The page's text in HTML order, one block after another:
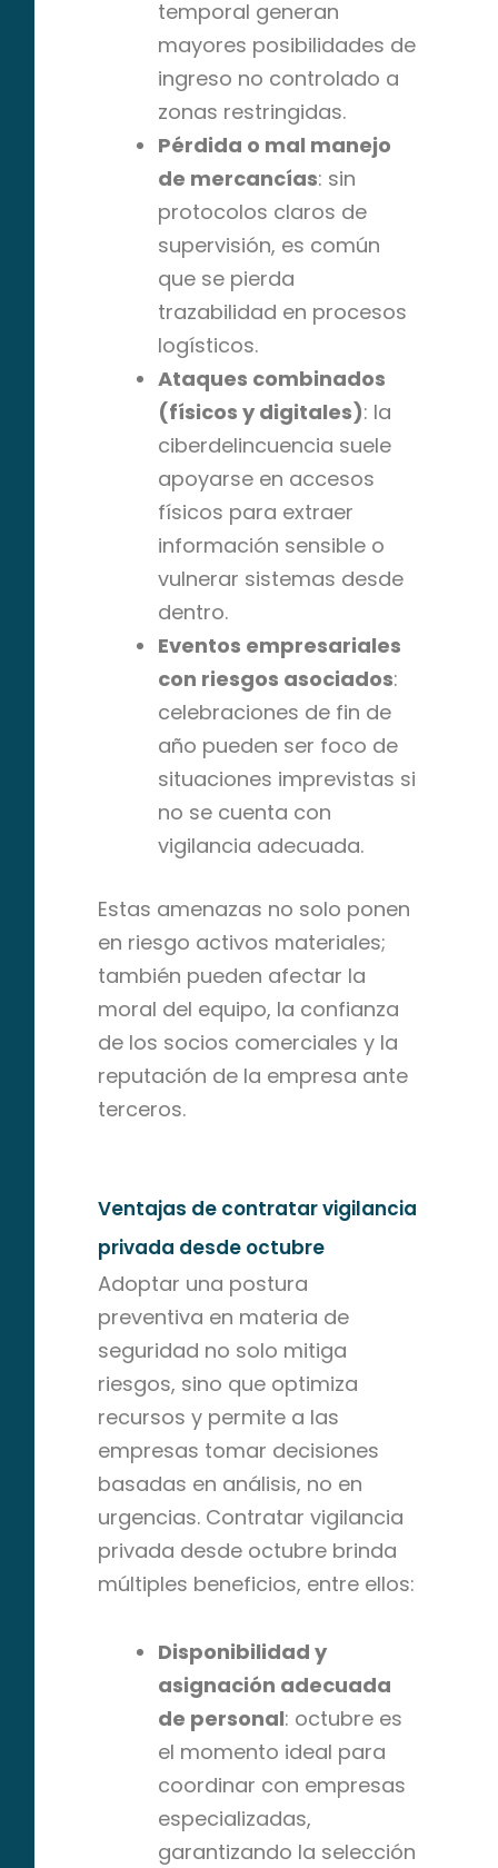
temporal generan
mayores posibilidades de
ingreso no controlado a
zonas restringidas.
Pérdida o mal manejo
de mercancías: sin
protocolos claros de
supervisión, es común
que se pierda
trazabilidad en procesos
logísticos.
Ataques combinados
(físicos y digitales): la
ciberdelincuencia suele
apoyarse en accesos
físicos para extraer
información sensible o
vulnerar sistemas desde
dentro.
Eventos empresariales
con riesgos asociados:
celebraciones de fin de
año pueden ser foco de
situaciones imprevistas si
no se cuenta con
vigilancia adecuada.
Estas amenazas no solo ponen
en riesgo activos materiales;
también pueden afectar la
moral del equipo, la confianza
de los socios comerciales y la
reputación de la empresa ante
terceros.
Ventajas de contratar vigilancia
privada desde octubre
Adoptar una postura
preventiva en materia de
seguridad no solo mitiga
riesgos, sino que optimiza
recursos y permite a las
empresas tomar decisiones
basadas en análisis, no en
urgencias. Contratar vigilancia
privada desde octubre brinda
múltiples beneficios, entre ellos:
Disponibilidad y
asignación adecuada
de personal: octubre es
el momento ideal para
coordinar con empresas
especializadas,
garantizando la selección